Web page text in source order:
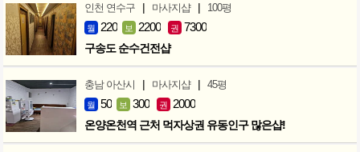
인천 연수구 | 마사지샵 | 100평
월 220 보 2200 권 7300
구송도 순수건전샵
충남 아산시 | 마사지샵 | 45평
월 50 보 300 권 2000
온양온천역 근처 먹자상권 유동인구 많은샵!